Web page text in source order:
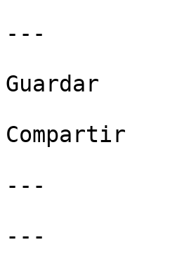
---
Guardar
Compartir
---
---